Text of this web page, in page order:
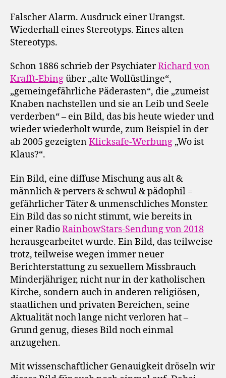
Falscher Alarm. Ausdruck einer Urangst.
Wiederhall eines Stereotyps. Eines alten
Stereotyps.
Schon 1886 schrieb der PsychiaterRichard von
Krafft-Ebingüber „alte Wollüstlinge“,
„gemeingefährliche Päderasten“, die „zumeist
Knaben nachstellen und sie an Leib und Seele
verderben“ – ein Bild, das bis heute wieder und
wieder wiederholt wurde, zum Beispiel in der
ab 2005 gezeigtenKlicksafe-Werbung „Wo ist
Klaus?“.
Ein Bild, eine diffuse Mischung aus alt &
männlich & pervers & schwul & pädophil =
gefährlicher Täter & unmenschliches Monster.
Ein Bild das so nicht stimmt, wie bereits in
einer RadioRainbowStars-Sendung von 2018
herausgearbeitet wurde. Ein Bild, das teilweise
trotz, teilweise wegen immer neuer
Berichterstattung zu sexuellem Missbrauch
Minderjähriger, nicht nur in der katholischen
Kirche, sondern auch in anderen religiösen,
staatlichen und privaten Bereichen, seine
Aktualität noch lange nicht verloren hat –
Grund genug, dieses Bild noch einmal
anzugehen.
Mit wissenschaftlicher Genauigkeit dröseln wir